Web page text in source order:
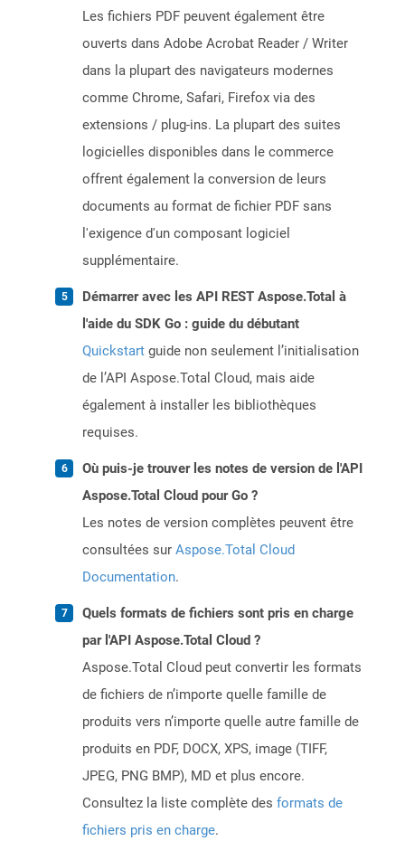
Les fichiers PDF peuvent également être
ouverts dans Adobe Acrobat Reader / Writer
dans la plupart des navigateurs modernes
comme Chrome, Safari, Firefox via des
extensions / plug-ins. La plupart des suites
logicielles disponibles dans le commerce
offrent également la conversion de leurs
documents au format de fichier PDF sans
l'exigence d'un composant logiciel
supplémentaire.
Démarrer avec les API REST Aspose.Total à
l'aide du SDK Go : guide du débutant
Quickstart guide non seulement l’initialisation
de l’API Aspose.Total Cloud, mais aide
également à installer les bibliothèques
requises.
Où puis-je trouver les notes de version de l'API
Aspose.Total Cloud pour Go ?
Les notes de version complètes peuvent être
consultées sur Aspose.Total Cloud
Documentation.
Quels formats de fichiers sont pris en charge
par l'API Aspose.Total Cloud ?
Aspose.Total Cloud peut convertir les formats
de fichiers de n’importe quelle famille de
produits vers n’importe quelle autre famille de
produits en PDF, DOCX, XPS, image (TIFF,
JPEG, PNG BMP), MD et plus encore.
Consultez la liste complète des formats de
fichiers pris en charge.